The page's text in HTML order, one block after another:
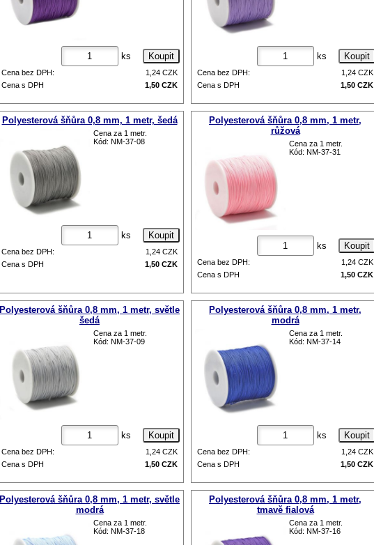
ks
Cena bez DPH: 1,24 CZK
Cena s DPH
1,50 CZK
ks
Cena bez DPH: 1,24 CZK
Cena s DPH
1,50 CZK
Polyesterová šňůra 0,8 mm, 1 metr, šedá
Cena za 1 metr.
Kód: NM-37-08
ks
Cena bez DPH: 1,24 CZK
Cena s DPH
1,50 CZK
Polyesterová šňůra 0,8 mm, 1 metr,
růžová
Cena za 1 metr.
Kód: NM-37-31
ks
Cena bez DPH: 1,24 CZK
Cena s DPH
1,50 CZK
Polyesterová šňůra 0,8 mm, 1 metr, světle
šedá
Cena za 1 metr.
Kód: NM-37-09
ks
Cena bez DPH: 1,24 CZK
Cena s DPH
1,50 CZK
Polyesterová šňůra 0,8 mm, 1 metr,
modrá
Cena za 1 metr.
Kód: NM-37-14
ks
Cena bez DPH: 1,24 CZK
Cena s DPH
1,50 CZK
Polyesterová šňůra 0,8 mm, 1 metr, světle
modrá
Cena za 1 metr.
Kód: NM-37-18
Polyesterová šňůra 0,8 mm, 1 metr,
tmavě fialová
Cena za 1 metr.
Kód: NM-37-16